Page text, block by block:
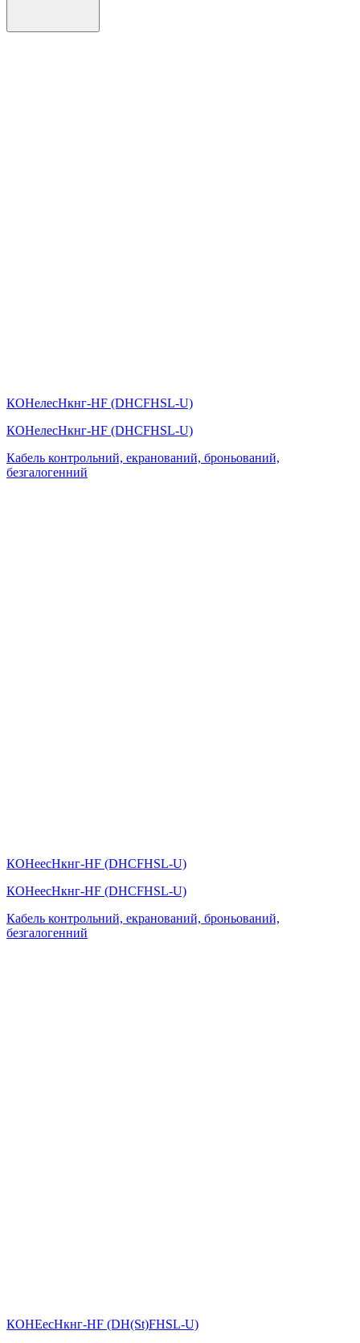
КОHелесHкнг-HF (DHСFHSL-U)
КОHелесHкнг-HF (DHСFHSL-U)
Кабель контрольний, екранований, броньований,
безгалогенний
КОHеесHкнг-HF (DHСFHSL-U)
КОHеесHкнг-HF (DHСFHSL-U)
Кабель контрольний, екранований, броньований,
безгалогенний
КОHЕесHкнг-HF (DH(St)FHSL-U)